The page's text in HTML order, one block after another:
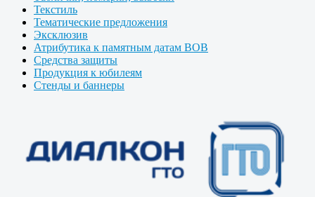
Текстиль
Тематические предложения
Эксклюзив
Атрибутика к памятным датам ВОВ
Средства защиты
Продукция к юбилеям
Стенды и баннеры